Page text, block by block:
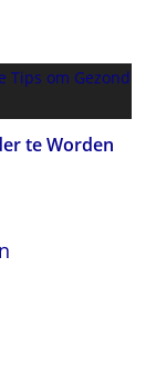
te Worden